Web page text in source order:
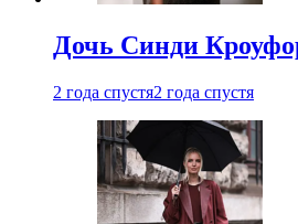
Дочь Синди
2 года спустя2 года спустя